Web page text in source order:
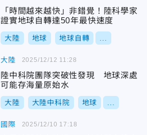
「時間越來越快」非錯覺！陸科學家
證實地球自轉達50年最快速度
大陸 地球 地球自轉
大陸
陸中科院團隊突破性發現 地球深處
可能存海量原始水
大陸 大陸中科院 地球
2025/12/12 11:28
國際 2025/12/10 17:18